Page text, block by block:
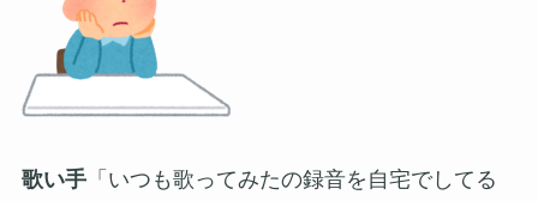
歌い手「いつも歌ってみたの録音を自宅でしてる